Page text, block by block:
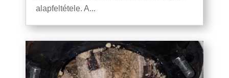
alapfeltétele. A...